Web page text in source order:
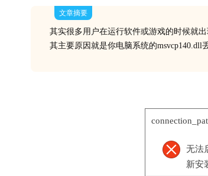
文章摘要
其实很多用户在运行软件或游戏的时候就
其主要原因就是你电脑系统的msvcp140.dll
无法
新安